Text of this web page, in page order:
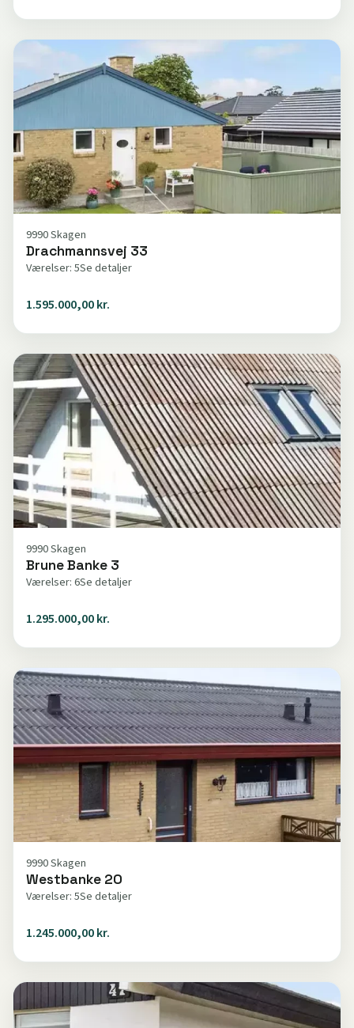
9990 Skagen
Drachmannsvej 33
Værelser: 5Se detaljer
1.595.000,00 kr.
9990 Skagen
Brune Banke 3
Værelser: 6Se detaljer
1.295.000,00 kr.
9990 Skagen
Westbanke 20
Værelser: 5Se detaljer
1.245.000,00 kr.